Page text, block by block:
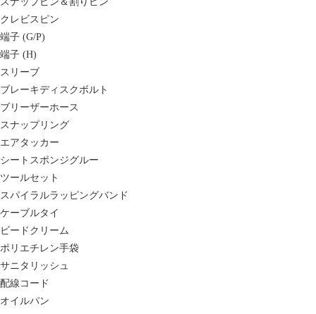
クレビスピン
端子 (G/P)
端子 (H)
スリーブ
ブレーキディスクボルト
ブリーザーホース
スナップリング
エアタッカー
シートスポンジグルー
ツールセット
スパイラルラッピングバンド
ケーブルタイ
ビードクリーム
ポリエチレン手袋
サニタリッシュ
配線コード
オイルパン